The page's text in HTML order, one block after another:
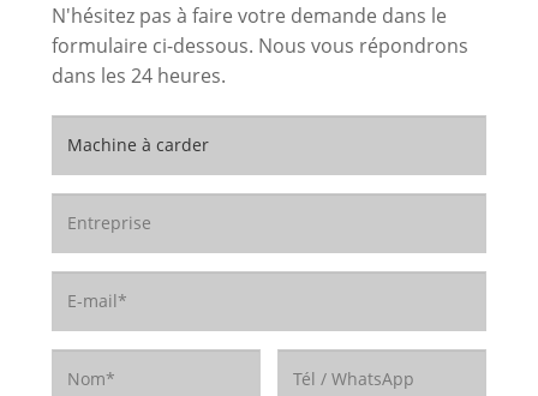
N'hésitez pas à faire votre demande dans le
formulaire ci-dessous. Nous vous répondrons
dans les 24 heures.